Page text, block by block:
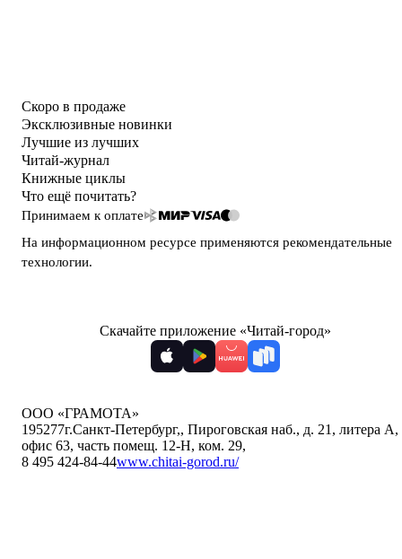
Скоро в продаже
Эксклюзивные новинки
Лучшие из лучших
Читай-журнал
Книжные циклы
Что ещё почитать?
Принимаем к оплате
На информационном ресурсе применяются рекомендательные
технологии.
Скачайте приложение «Читай-город»
ООО «ГРАМОТА»
195277г.Санкт-Петербург,, Пироговская наб., д. 21, литера А,
офис 63, часть помещ. 12-Н, ком. 29,
8 495 424-84-44www.chitai-gorod.ru/